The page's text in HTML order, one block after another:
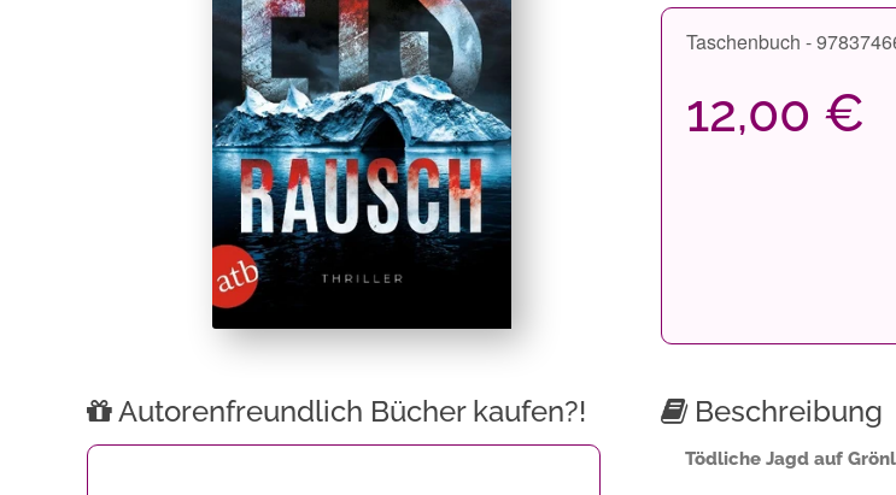
Taschenbuch -
12,00 €
Autorenfreundlich Bücher kaufen?! Beschreibung
Tödliche Jagd auf